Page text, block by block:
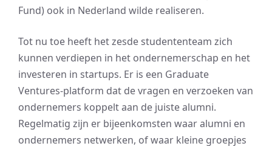
Fund) ook in Nederland wilde realiseren.
Tot nu toe heeft het zesde studententeam zich
kunnen verdiepen in het ondernemerschap en het
investeren in startups. Er is een Graduate
Ventures-platform dat de vragen en verzoeken van
ondernemers koppelt aan de juiste alumni.
Regelmatig zijn er bijeenkomsten waar alumni en
ondernemers netwerken, of waar kleine groepjes